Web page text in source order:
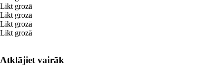
Likt grozā
Likt grozā
Likt grozā
Likt grozā
Atklājiet vairāk